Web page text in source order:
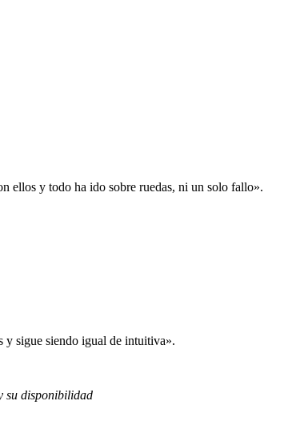
ellos y todo ha ido sobre ruedas, ni un solo fallo».
y sigue siendo igual de intuitiva».
su disponibilidad